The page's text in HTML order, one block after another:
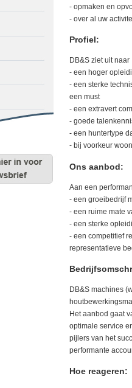
- opmaken en
- over al uw
Profiel:
DB&S ziet uit naar
- een hoger
- een sterke
een must
- een extravert
- goede
- een huntertype
- bij voorkeur
Ons aanbod:
Aan een
- een groeibedrijf
- een ruime mate
- een sterke
- een competitief
representatieve
DB&S machines
Het aanbod gaat
optimale service
pijlers van het
performante
Hoe reageren: